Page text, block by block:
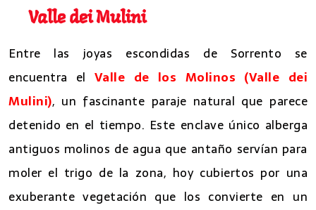
Valle dei Mulini
Entre las joyas escondidas de Sorrento se
encuentra el Valle de los Molinos (Valle dei
Mulini), un fascinante paraje natural que parece
detenido en el tiempo. Este enclave único alberga
antiguos molinos de agua que antaño servían para
moler el trigo de la zona, hoy cubiertos por una
exuberante vegetación que los convierte en un